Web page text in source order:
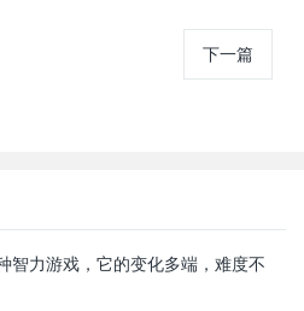
下一篇
智力游戏，它的变化多端，难度不